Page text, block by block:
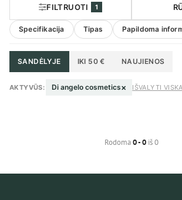
FILTRUOTI 1
Specifikacija Tipas Papildoma
SANDĖLYJE IKI 50 € NAUJIENOS
AKTYVŪS: Di angelo cosmetics× IŠVALYTI VISKĄ
Rodoma0 - 0 iš 0